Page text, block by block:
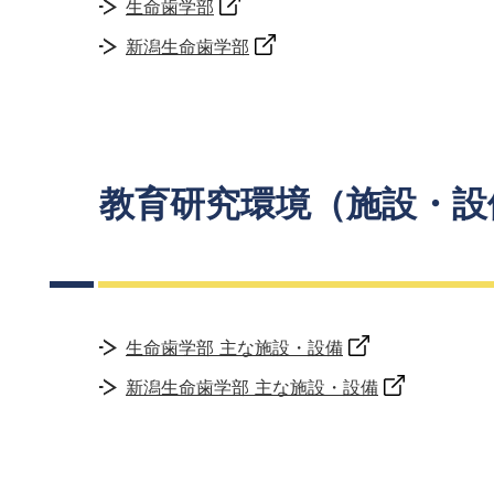
生命歯学部
新潟生命歯学部
教育研究環境（施設・
生命歯学部 主な施設・設備
新潟生命歯学部 主な施設・設備